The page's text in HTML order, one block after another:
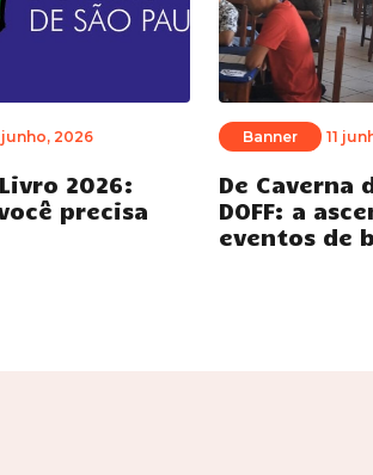
junho, 2026
2026:
precisa
Banner 11
De Caverna
DOFF: a
eventos de